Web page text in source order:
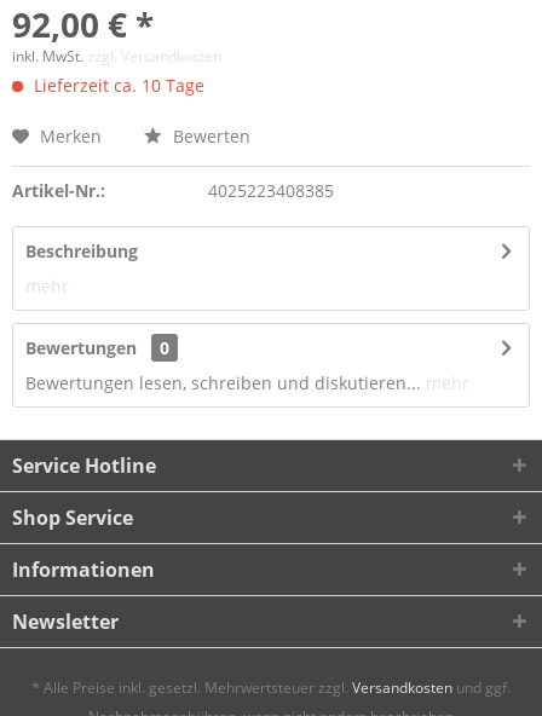
92,00 € *
inkl. MwSt. zzgl. Versandkosten
Lieferzeit ca. 10 Tage
Merken Bewerten
Artikel-Nr.: 4025223408385
Beschreibung
mehr
Bewertungen
0
Bewertungen lesen, schreiben und diskutieren... mehr
Service Hotline
Shop Service
Informationen
Newsletter
* Alle Preise inkl. gesetzl. Mehrwertsteuer zzgl. Versandkosten und ggf.